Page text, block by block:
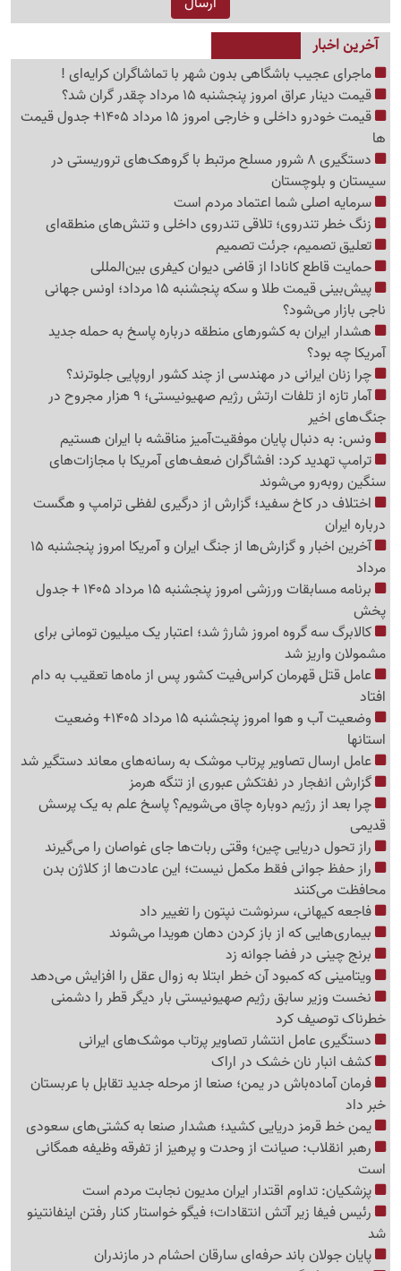
آخرین اخبار
ماجرای عجیب باشگاهی بدون شهر با تماشاگران کرایه‌ای !
قیمت دینار عراق امروز پنجشنبه 15 مرداد چقدر گران شد؟
قیمت خودرو داخلی و خارجی امروز 15 مرداد 1405+ جدول قیمت
ها
دستگیری 8 شرور مسلح مرتبط با گروهک‌های تروریستی در
سیستان و بلوچستان
سرمایه اصلی شما اعتماد مردم است
زنگ خطر تندروی؛ تلاقی تندروی داخلی و تنش‌های منطقه‌ای
تعلیق تصمیم، جرئت تصمیم
حمایت قاطع کانادا از قاضی دیوان کیفری بین‌المللی
پیش‌بینی قیمت طلا و سکه پنجشنبه 15 مرداد؛ اونس جهانی
ناجی بازار می‌شود؟
هشدار ایران به کشورهای منطقه درباره پاسخ به حمله جدید
آمریکا چه بود؟
چرا زنان ایرانی در مهندسی از چند کشور اروپایی جلوترند؟
آمار تازه از تلفات ارتش رژیم صهیونیستی؛ 9 هزار مجروح در
جنگ‌های اخیر
ونس: به دنبال پایان موفقیت‌آمیز مناقشه با ایران هستیم
ترامپ تهدید کرد: افشاگران ضعف‌های آمریکا با مجازات‌های
سنگین روبه‌رو می‌شوند
اختلاف در کاخ سفید؛ گزارش از درگیری لفظی ترامپ و هگست
درباره ایران
آخرین اخبار و گزارش‌ها از جنگ ایران و آمریکا امروز پنجشنبه 15
مرداد
برنامه مسابقات ورزشی امروز پنجشنبه 15 مرداد 1405 + جدول
پخش
کالابرگ سه گروه امروز شارژ شد؛ اعتبار یک میلیون تومانی برای
مشمولان واریز شد
عامل قتل قهرمان کراس‌فیت کشور پس از ماه‌ها تعقیب به دام
افتاد
وضعیت آب و هوا امروز پنجشنبه 15 مرداد 1405+ وضعیت
استانها
عامل ارسال تصاویر پرتاب موشک به رسانه‌های معاند دستگیر شد
گزارش انفجار در نفتکش عبوری از تنگه هرمز
چرا بعد از رژیم دوباره چاق می‌شویم؟ پاسخ علم به یک پرسش
قدیمی
راز تحول دریایی چین؛ وقتی ربات‌ها جای غواصان را می‌گیرند
راز حفظ جوانی فقط مکمل نیست؛ این عادت‌ها از کلاژن بدن
محافظت می‌کنند
فاجعه کیهانی، سرنوشت نپتون را تغییر داد
بیماری‌هایی که از باز کردن دهان هویدا می‌شوند
برنج چینی در فضا جوانه زد
ویتامینی که کمبود آن خطر ابتلا به زوال عقل را افزایش می‌دهد
نخست وزیر سابق رژیم صهیونیستی بار دیگر قطر را دشمنی
خطرناک توصیف کرد
دستگیری عامل انتشار تصاویر پرتاب موشک‌های ایرانی
کشف انبار نان خشک در اراک
فرمان آماده‌باش در یمن؛ صنعا از مرحله جدید تقابل با عربستان
خبر داد
یمن خط قرمز دریایی کشید؛ هشدار صنعا به کشتی‌های سعودی
رهبر انقلاب: صیانت از وحدت و پرهیز از تفرقه وظیفه همگانی
است
پزشکیان: تداوم اقتدار ایران مدیون نجابت مردم است
رئیس فیفا زیر آتش انتقادات؛ فیگو خواستار کنار رفتن اینفانتینو
شد
پایان جولان باند حرفه‌ای سارقان احشام در مازندران